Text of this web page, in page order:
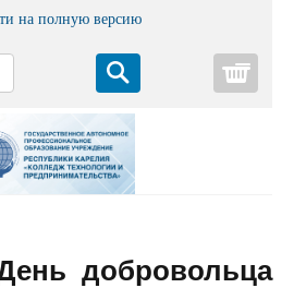
на полную версию
добровольца